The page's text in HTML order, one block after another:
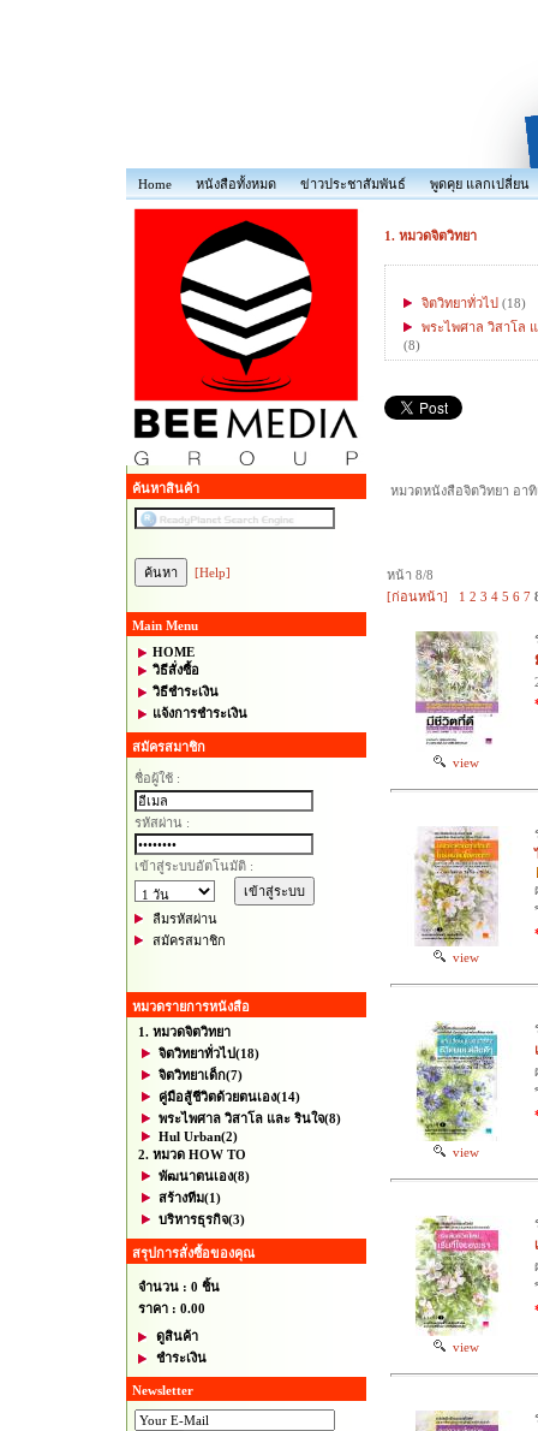
Home หนังสือทั้งหมด ข่าวประชาสัมพันธ์ พูดคุย แลกเปลี่ยน
ค้นหาสินค้า
[Help]
Main Menu
HOME
วิธีสั่งซื้อ
วิธีชำระเงิน
แจ้งการชำระเงิน
สมัครสมาชิก
ชื่อผู้ใช้ :
รหัสผ่าน :
เข้าสู่ระบบอัตโนมัติ :
ลืมรหัสผ่าน
สมัครสมาชิก
หมวดรายการหนังสือ
1. หมวดจิตวิทยา
จิตวิทยาทั่วไป(18)
จิตวิทยาเด็ก(7)
คู่มือสู้ชีวิตด้วยตนเอง(14)
พระไพศาล วิสาโล และ รินใจ(8)
Hul Urban(2)
2. หมวด HOW TO
พัฒนาตนเอง(8)
สร้างทีม(1)
บริหารธุรกิจ(3)
สรุปการสั่งซื้อของคุณ
จำนวน : 0 ชิ้น
ราคา : 0.00
ดูสินค้า
ชำระเงิน
Newsletter
1. หมวดจิตวิทยา
จิตวิทยาทั่วไป (18)
พระไพศาล วิสาโล
(8)
หมวดหนังสือจิตวิทยา อา
หน้า 8/8
[ก่อนหน้า]
1 2 3 4 5 6 7
view
view
view
view